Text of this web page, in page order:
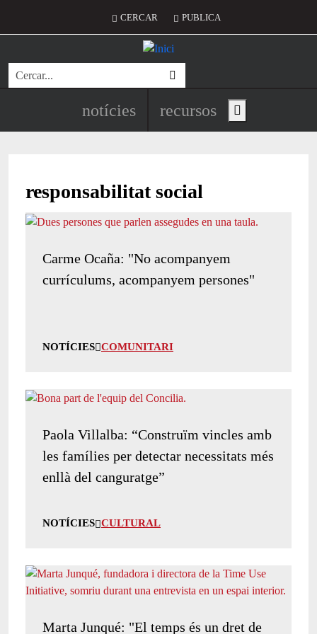
Menú del compte d'usuari
CERCAR PUBLICA
Cerca
Navegació principal de
notícies recursos Show main menu
responsabilitat social
Carme Ocaña: "No acompanyem
currículums, acompanyem persones"
NOTÍCIES COMUNITARI
Paola Villalba: “Construïm vincles amb
les famílies per detectar necessitats més
enllà del canguratge”
NOTÍCIES CULTURAL
Marta Junqué: "El temps és un dret de